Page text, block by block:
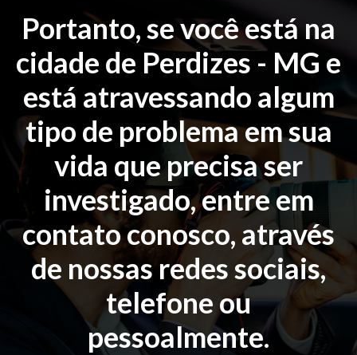
Portanto, se você está na
cidade de Perdizes - MG e
está atravessando algum
tipo de problema em sua
vida que precisa ser
investigado, entre em
contato conosco, através
de nossas redes sociais,
telefone ou
pessoalmente.